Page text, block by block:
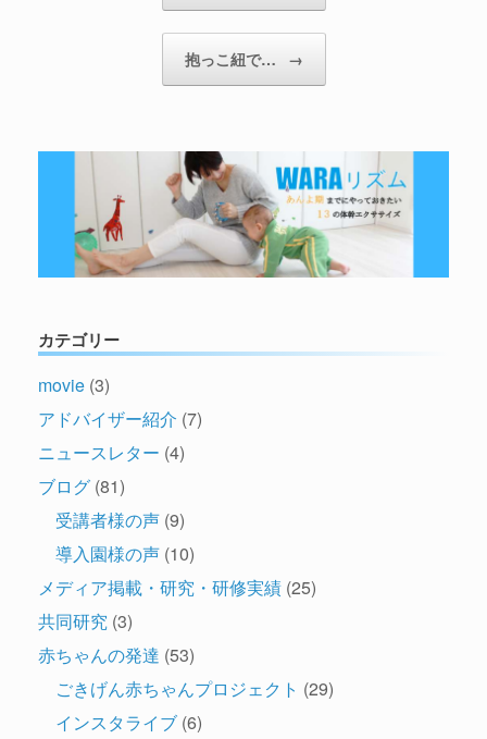
抱っこ紐で… →
カテゴリー
movie (3)
アドバイザー紹介 (7)
ニュースレター (4)
ブログ (81)
受講者様の声 (9)
導入園様の声 (10)
メディア掲載・研究・研修実績 (25)
共同研究 (3)
赤ちゃんの発達 (53)
ごきげん赤ちゃんプロジェクト (29)
インスタライブ (6)